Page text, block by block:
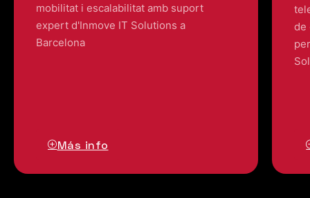
mobilitat i escalabilitat amb suport
expert d'Inmove IT Solutions a
Barcelona
Más info
de